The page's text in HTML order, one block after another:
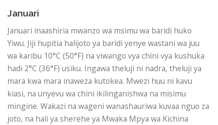
Januari
Januari inaashiria mwanzo wa msimu wa baridi huko
Yiwu. Jiji hupitia halijoto ya baridi yenye wastani wa juu
wa karibu 10°C (50°F) na viwango vya chini vya kushuka
hadi 2°C (36°F) usiku. Ingawa theluji ni nadra, theluji ya
mara kwa mara inaweza kutokea. Mwezi huu ni kavu
kiasi, na unyevu wa chini ikilinganishwa na misimu
mingine. Wakazi na wageni wanashauriwa kuvaa nguo za
joto, na hali ya sherehe ya Mwaka Mpya wa Kichina